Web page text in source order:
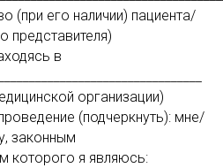
(при его наличии) пациента/
представителя)
в
организации)
(подчеркнуть): мне/
законным
которого я являюсь: